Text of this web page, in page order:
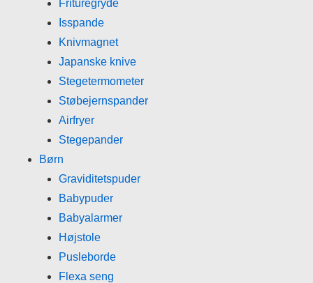
Frituregryde
Isspande
Knivmagnet
Japanske knive
Stegetermometer
Støbejernspander
Airfryer
Stegepander
Børn
Graviditetspuder
Babypuder
Babyalarmer
Højstole
Pusleborde
Flexa seng